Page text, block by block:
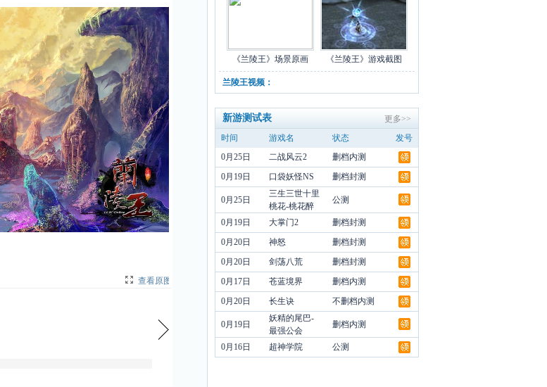
查看原图
《兰陵王》场景原画 《兰陵王》游戏截图
兰陵王视频：
新游测试表
更多>>
时间
游戏名 状态
发号
0月25日
二战风云2 删档内测
0月19日 口袋妖怪NS 删档封测
0月25日
三生三世十里
桃花-桃花醉
公测
0月19日 大掌门2 删档封测
0月20日 神怒 删档封测
0月20日 剑荡八荒 删档封测
0月17日 苍蓝境界 删档内测
0月20日 长生诀 不删档内测
0月19日
妖精的尾巴-
最强公会
删档内测
0月16日 超神学院 公测